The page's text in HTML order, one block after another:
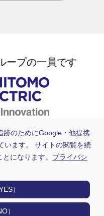
跡のためにGoogle・他提携
います。 サイトの閲覧を続
になります。 プライバシ
）
）
ープの一員です